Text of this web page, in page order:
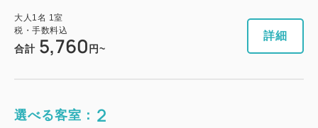
大人 1名 1室
税・手数料込
合計 5,760 円~
詳細
選べる客室： 2